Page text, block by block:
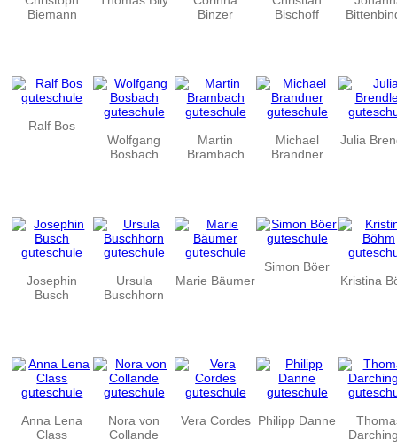
Biemann
Binzer
Bischoff
Ralf Bos
Wolfgang
Bosbach
Martin
Brambach
Michael
Brandner
Julia
Josephin
Busch
Ursula
Buschhorn
Marie Bäumer
Simon Böer
Kristina
Anna Lena
Class
Nora von
Collande
Vera Cordes Philipp Danne